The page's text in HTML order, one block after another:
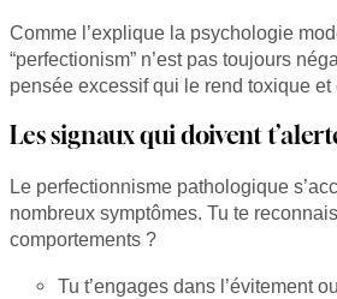
Comme l’explique la psychologie
“perfectionism” n’est pas toujours
pensée excessif qui le rend toxique et
Les signaux qui doivent
Le perfectionnisme pathologique
nombreux symptômes. Tu te
comportements ?
Tu t’engages dans l’évitement